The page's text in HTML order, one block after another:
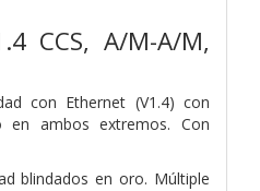
CCS, A/M-A/M,
con Ethernet (V1.4) con
ambos extremos. Con
blindados en oro. Múltiple